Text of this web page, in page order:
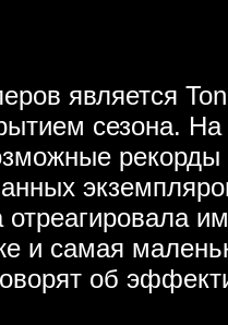
является
сезона.
рекорды
отреагировала
и самая
об